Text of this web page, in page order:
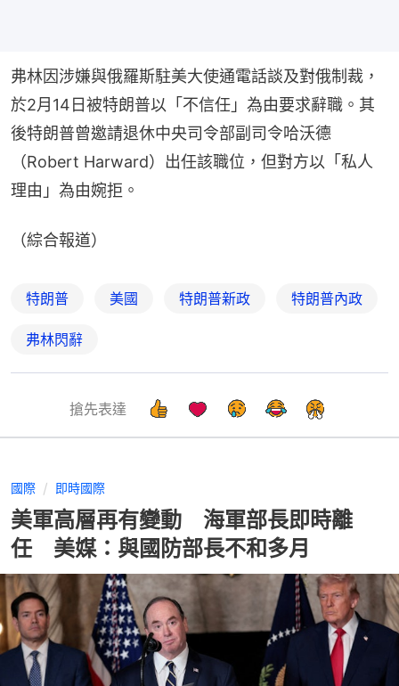
弗林因涉嫌與俄羅斯駐美大使通電話談及對俄制裁，
於2月14日被特朗普以「不信任」為由要求辭職。其
後特朗普曾邀請退休中央司令部副司令哈沃德
（Robert Harward）出任該職位，但對方以「私人
理由」為由婉拒。
（綜合報道）
特朗普 美國 特朗普新政 特朗普內政
弗林閃辭
搶先表達
國際 即時國際
美軍高層再有變動 海軍部長即時離
任 美媒：與國防部長不和多月